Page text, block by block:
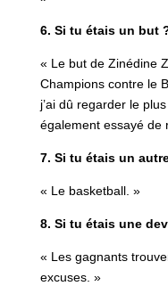
6. Si tu étais un but
« Le but de Zinédine
Champions contre le
j’ai dû regarder le
également essayé de
7. Si tu étais un
« Le basketball. »
8. Si tu étais une
« Les gagnants
excuses. »